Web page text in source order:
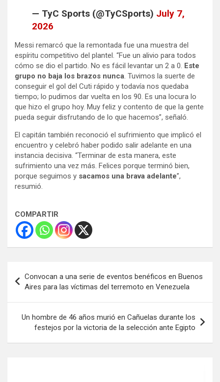
— TyC Sports (@TyCSports) July 7,
2026
Messi remarcó que la remontada fue una muestra del
espíritu competitivo del plantel. “Fue un alivio para todos
cómo se dio el partido. No es fácil levantar un 2 a 0. Este
grupo no baja los brazos nunca . Tuvimos la suerte de
conseguir el gol del Cuti rápido y todavía nos quedaba
tiempo; lo pudimos dar vuelta en los 90. Es una locura lo
que hizo el grupo hoy. Muy feliz y contento de que la gente
pueda seguir disfrutando de lo que hacemos”, señaló.
El capitán también reconoció el sufrimiento que implicó el
encuentro y celebró haber podido salir adelante en una
instancia decisiva. “Terminar de esta manera, este
sufrimiento una vez más. Felices porque terminó bien,
porque seguimos y sacamos una brava adelante”,
resumió.
COMPARTIR
de
entradas
Convocan a una serie de eventos benéficos en Buenos
Aires para las víctimas del terremoto en Venezuela
Un hombre de 46 años murió en Cañuelas durante los
festejos por la victoria de la selección ante Egipto